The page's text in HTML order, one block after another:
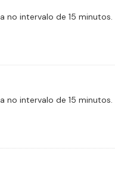
intervalo de 15 minutos.
intervalo de 15 minutos.